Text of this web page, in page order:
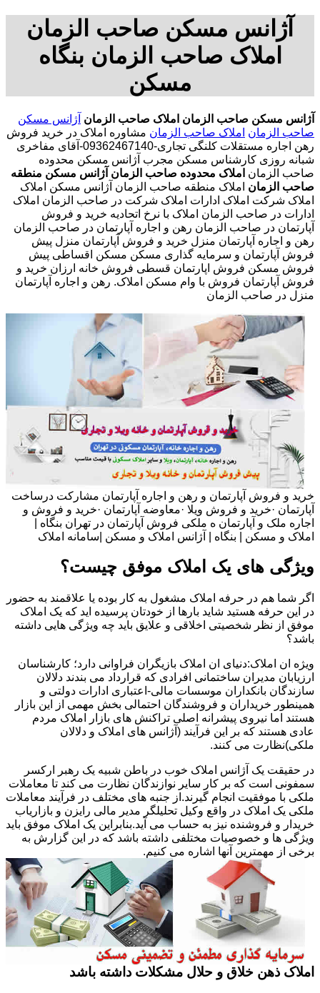
آژانس مسکن صاحب الزمان
املاک صاحب الزمان بنگاه
مسکن
آژانس مسکن صاحب الزمان املاک صاحب الزمان آژانس مسکن
صاحب الزمان املاک صاحب الزمان مشاوره املاک در خرید فروش
رهن اجاره مستقلات کلنگی تجاری-09362467140-آقای مفاخری
شبانه روزی کارشناس مسکن مجرب آژانس مسکن محدوده
صاحب الزمان املاک محدوده صاحب الزمان آژانس مسکن منطقه
صاحب الزمان املاک منطقه صاحب الزمان آژانس مسکن املاک
املاک شرکت املاک ادارات املاک شرکت در صاحب الزمان املاک
ادارات در صاحب الزمان املاک با نرخ اتحادیه خرید و فروش
آپارتمان در صاحب الزمان رهن و اجاره آپارتمان در صاحب الزمان
رهن و اجاره آپارتمان منزل خرید و فروش آپارتمان منزل پیش
فروش آپارتمان و سرمایه گذاری مسکن مسکن اقساطی پیش
فروش مسکن فروش اپارتمان قسطی فروش خانه ارزان خرید و
فروش آپارتمان فروش با وام مسکن املاک. رهن و اجاره آپارتمان
منزل در صاحب الزمان
خرید و فروش آپارتمان و رهن و اجاره آپارتمان مشارکت درساخت
آپارتمان ·خرید و فروش ویلا ·معاوضه آپارتمان ·خرید و فروش و
اجاره ملک و آپارتمان ه ملکی فروش آپارتمان در تهران بنگاه |
املاک و مسکن | بنگاه | آژانس املاک و مسکن |سامانه املاک
ویژگی های یک املاک موفق چیست؟
اگر شما هم در حرفه املاک مشغول به کار بوده یا علاقمند به حضور
در این حرفه هستید شاید بارها از خودتان پرسیده اید که یک املاک
موفق از نظر شخصیتی اخلاقی و علایق باید چه ویژگی هایی داشته
باشد؟
ویژه ان املاک:دنیای ان املاک بازیگران فراوانی دارد؛ کارشناسان
ارزیابان مدیران ساختمانی افرادی که قرارداد می بندند دلالان
سازندگان بانکداران موسسات مالی-اعتباری ادارات دولتی و
همینطور خریداران و فروشندگان احتمالی بخش مهمی از این بازار
هستند اما نیروی پیشرانه اصلی تراکنش های بازار املاک مردم
عادی هستند که بر این فرآیند (آژانس های املاک و دلالان
ملکی)نظارت می کنند.
در حقیقت یک آژانس املاک خوب در باطن شبیه یک رهبر ارکسر
سمفونی است که بر کار سایر نوازندگان نظارت می کند تا معاملات
ملکی با موفقیت انجام گیرند.از جنبه های مختلف در فرآیند معاملات
ملکی یک املاک در واقع وکیل تحلیلگر مدیر مالی رایزن و بازاریاب
خریدار و فروشنده نیز به حساب می آید.بنابراین یک املاک موفق باید
ویژگی ها و خصوصیات مختلفی داشته باشد که در این گزارش به
برخی از مهمترین آنها اشاره می کنیم.
املاک ذهن خلاق و حلال مشکلات داشته باشد